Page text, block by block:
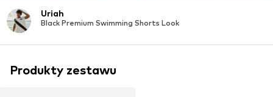
Uriah
Black Premium Swimming Shorts Look
Produkty zestawu